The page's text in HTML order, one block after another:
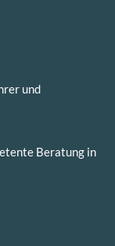
und
Beratung in